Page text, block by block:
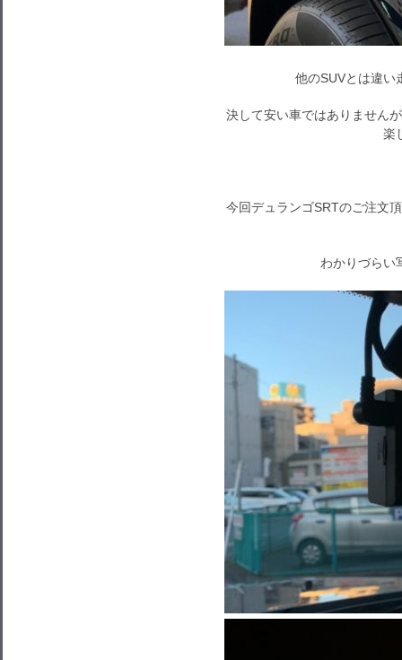
他のSUVとは違い
決して安い車ではありません
楽
今回デュランゴSRTのご注文
わかりづらい